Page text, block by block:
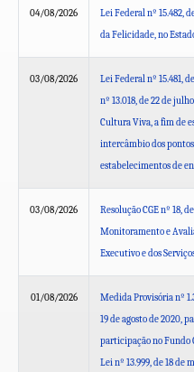
04/08/2026
Lei Federal nº 15.482,
da Felicidade, no
03/08/2026
Lei Federal nº 15.481,
nº 13.018, de 22 de
Cultura Viva, a fim de
intercâmbio dos
estabelecimentos de
03/08/2026
Resolução CGE nº 18,
Monitoramento e
Executivo e dos
01/08/2026
Medida Provisória nº
19 de agosto de 2020,
participação no Fundo
Lei nº 13.999, de 18 de